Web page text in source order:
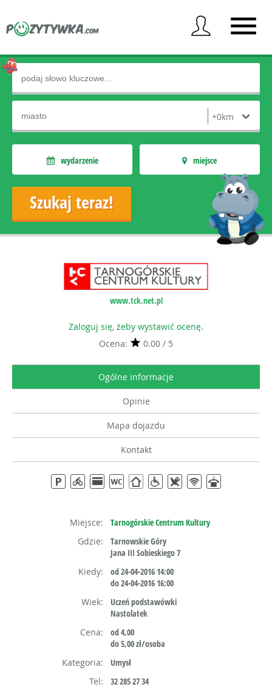
wydarzenie miejsce
www.tck.net.pl
Zaloguj się, żeby wystawić ocenę.
Ocena:
0.00 / 5
Ogólne informacje
Opinie
Mapa dojazdu
Kontakt
Miejsce:
Tarnogórskie Centrum Kultury
Gdzie:
Tarnowskie Góry
Jana III Sobieskiego 7
Kiedy:
od 24-04-2016 14:00
do 24-04-2016 16:00
Wiek:
Uczeń podstawówki
Nastolatek
Cena:
od 4,00
do 5,00 zł/osoba
Kategoria:
Umysł
Tel:
32 285 27 34